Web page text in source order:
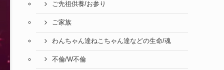
ご先祖供養/お参り
ご家族
わんちゃん達ねこちゃん達などの生命/魂
不倫/W不倫